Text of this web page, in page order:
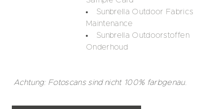
Sunbrella Outdoor Fabrics
Maintenance
Sunbrella Outdoorstoffen
Onderhoud
Achtung: Fotoscans sind nicht 100% farbgenau.